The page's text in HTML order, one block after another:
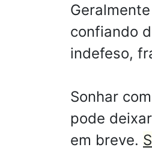
confiando
indefeso,
Sonhar
pode
em breve.